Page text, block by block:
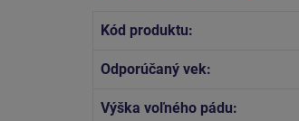
Kód produktu:
Odporúčaný vek:
Výška voľného pádu: